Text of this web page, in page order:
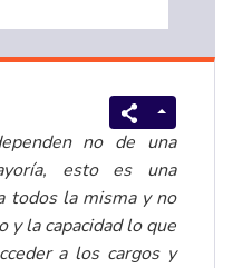
no de una
esto es una
todos la misma y no
y la capacidad lo que
a los cargos y